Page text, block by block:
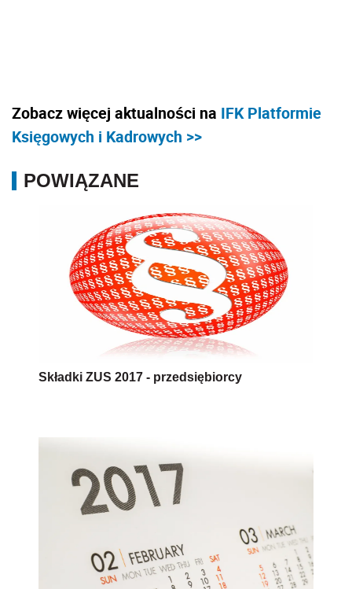
Zobacz więcej aktualności na IFK Platformie
Księgowych i Kadrowych >>
POWIĄZANE
Składki ZUS 2017 - przedsiębiorcy